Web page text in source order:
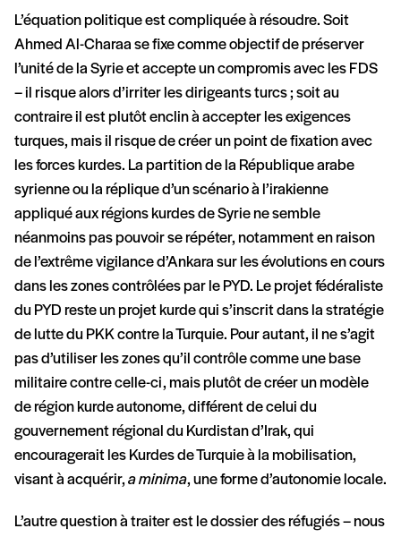
L’équation politique est compliquée à résoudre. Soit
Ahmed Al-Charaa se fixe comme objectif de préserver
l’unité de la Syrie et accepte un compromis avec les FDS
– il risque alors d’irriter les dirigeants turcs ; soit au
contraire il est plutôt enclin à accepter les exigences
turques, mais il risque de créer un point de fixation avec
les forces kurdes. La partition de la République arabe
syrienne ou la réplique d’un scénario à l’irakienne
appliqué aux régions kurdes de Syrie ne semble
néanmoins pas pouvoir se répéter, notamment en raison
de l’extrême vigilance d’Ankara sur les évolutions en cours
dans les zones contrôlées par le PYD. Le projet fédéraliste
du PYD reste un projet kurde qui s’inscrit dans la stratégie
de lutte du PKK contre la Turquie. Pour autant, il ne s’agit
pas d’utiliser les zones qu’il contrôle comme une base
militaire contre celle-ci, mais plutôt de créer un modèle
de région kurde autonome, différent de celui du
gouvernement régional du Kurdistan d’Irak, qui
encouragerait les Kurdes de Turquie à la mobilisation,
visant à acquérir, a minima, une forme d’autonomie locale.
L’autre question à traiter est le dossier des réfugiés – nous